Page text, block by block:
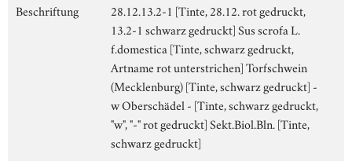
Beschriftung
28.12.13.2-1 [Tinte, 28.12. rot gedruckt,
13.2-1 schwarz gedruckt] Sus scrofa L.
f.domestica [Tinte, schwarz gedruckt,
Artname rot unterstrichen] Torfschwein
(Mecklenburg) [Tinte, schwarz gedruckt] -
w Oberschädel - [Tinte, schwarz gedruckt,
"w", "-" rot gedruckt] Sekt.Biol.Bln. [Tinte,
schwarz gedruckt]